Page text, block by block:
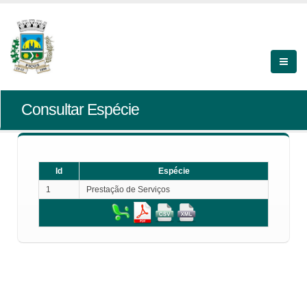
Consultar Espécie
Id
Espécie
1
Prestação de Serviços